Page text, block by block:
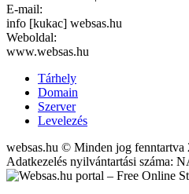
E-mail:
info [kukac] websas.hu
Weboldal:
www.websas.hu
Tárhely
Domain
Szerver
Levelezés
websas.hu © Minden jog fenntartva
Adatkezelés nyilvántartási száma: